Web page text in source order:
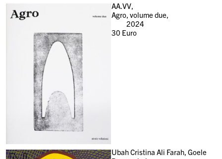
AA.VV,
Agro, volume due,
2024
30 Euro
Ubah Cristina Ali Farah, Goele